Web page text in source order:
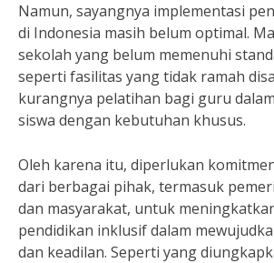
Namun, sayangnya implementasi
di Indonesia masih belum optimal.
sekolah yang belum memenuhi
seperti fasilitas yang tidak ramah
kurangnya pelatihan bagi guru
siswa dengan kebutuhan khusus.
Oleh karena itu, diperlukan
dari berbagai pihak, termasuk
dan masyarakat, untuk
pendidikan inklusif dalam
dan keadilan. Seperti yang